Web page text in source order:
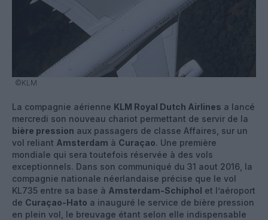
©KLM
La compagnie aérienne KLM Royal Dutch Airlines a lancé
mercredi son nouveau chariot permettant de servir de la
bière pression aux passagers de classe Affaires, sur un
vol reliant Amsterdam à Curaçao. Une première
mondiale qui sera toutefois réservée à des vols
exceptionnels. Dans son communiqué du 31 aout 2016, la
compagnie nationale néerlandaise précise que le vol
KL735 entre sa base à Amsterdam-Schiphol et l’aéroport
de Curaçao-Hato a inauguré le service de bière pression
en plein vol, le breuvage étant selon elle indispensable